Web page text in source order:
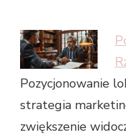
Pozycjonowanie
strategia
zwiększenie